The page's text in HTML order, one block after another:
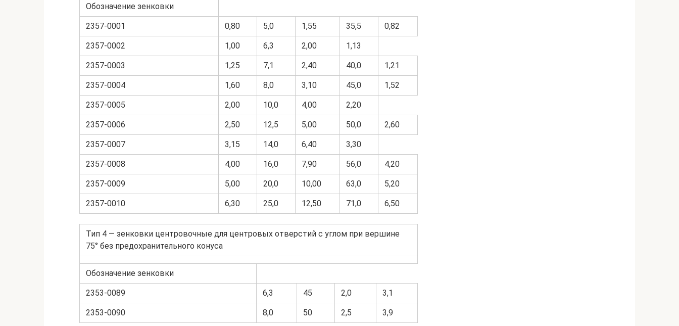
Обозначение зенковки
2357-0001 0,80 5,0 1,55 35,5 0,82
2357-0002 1,00 6,3 2,00 1,13
2357-0003 1,25 7,1 2,40 40,0 1,21
2357-0004 1,60 8,0 3,10 45,0 1,52
2357-0005 2,00 10,0 4,00 2,20
2357-0006 2,50 12,5 5,00 50,0 2,60
2357-0007 3,15 14,0 6,40 3,30
2357-0008 4,00 16,0 7,90 56,0 4,20
2357-0009 5,00 20,0 10,00 63,0 5,20
2357-0010 6,30 25,0 12,50 71,0 6,50
Тип 4 — зенковки центровочные для центровых отверстий с углом при вершине
75° без предохранительного конуса
Обозначение зенковки
2353-0089 6,3 45 2,0 3,1
2353-0090 8,0 50 2,5 3,9